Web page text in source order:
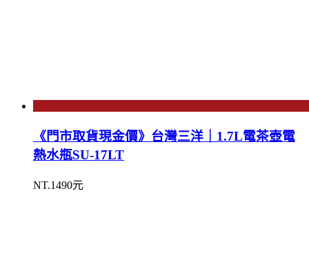
《門市取貨現金價》台灣三洋｜1.7L電茶壺電
熱水瓶SU-17LT
NT.1490元